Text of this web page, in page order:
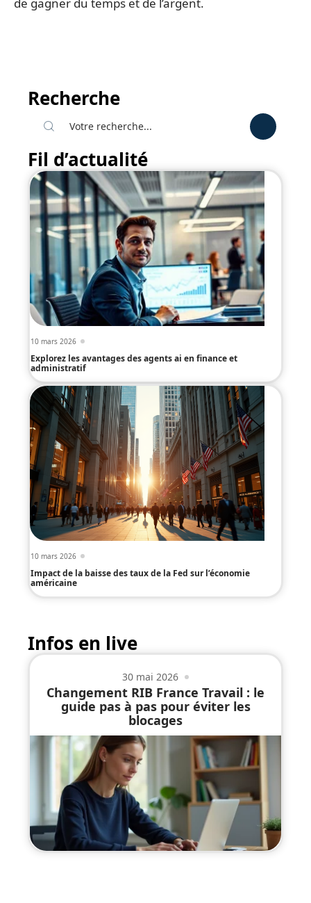
Recherche
Fil d’actualité
10 mars 2026
Explorez les avantages des agents ai en finance et
administratif
10 mars 2026
Impact de la baisse des taux de la Fed sur l’économie
américaine
Infos en live
30 mai 2026
Changement RIB France Travail : le
guide pas à pas pour éviter les
blocages